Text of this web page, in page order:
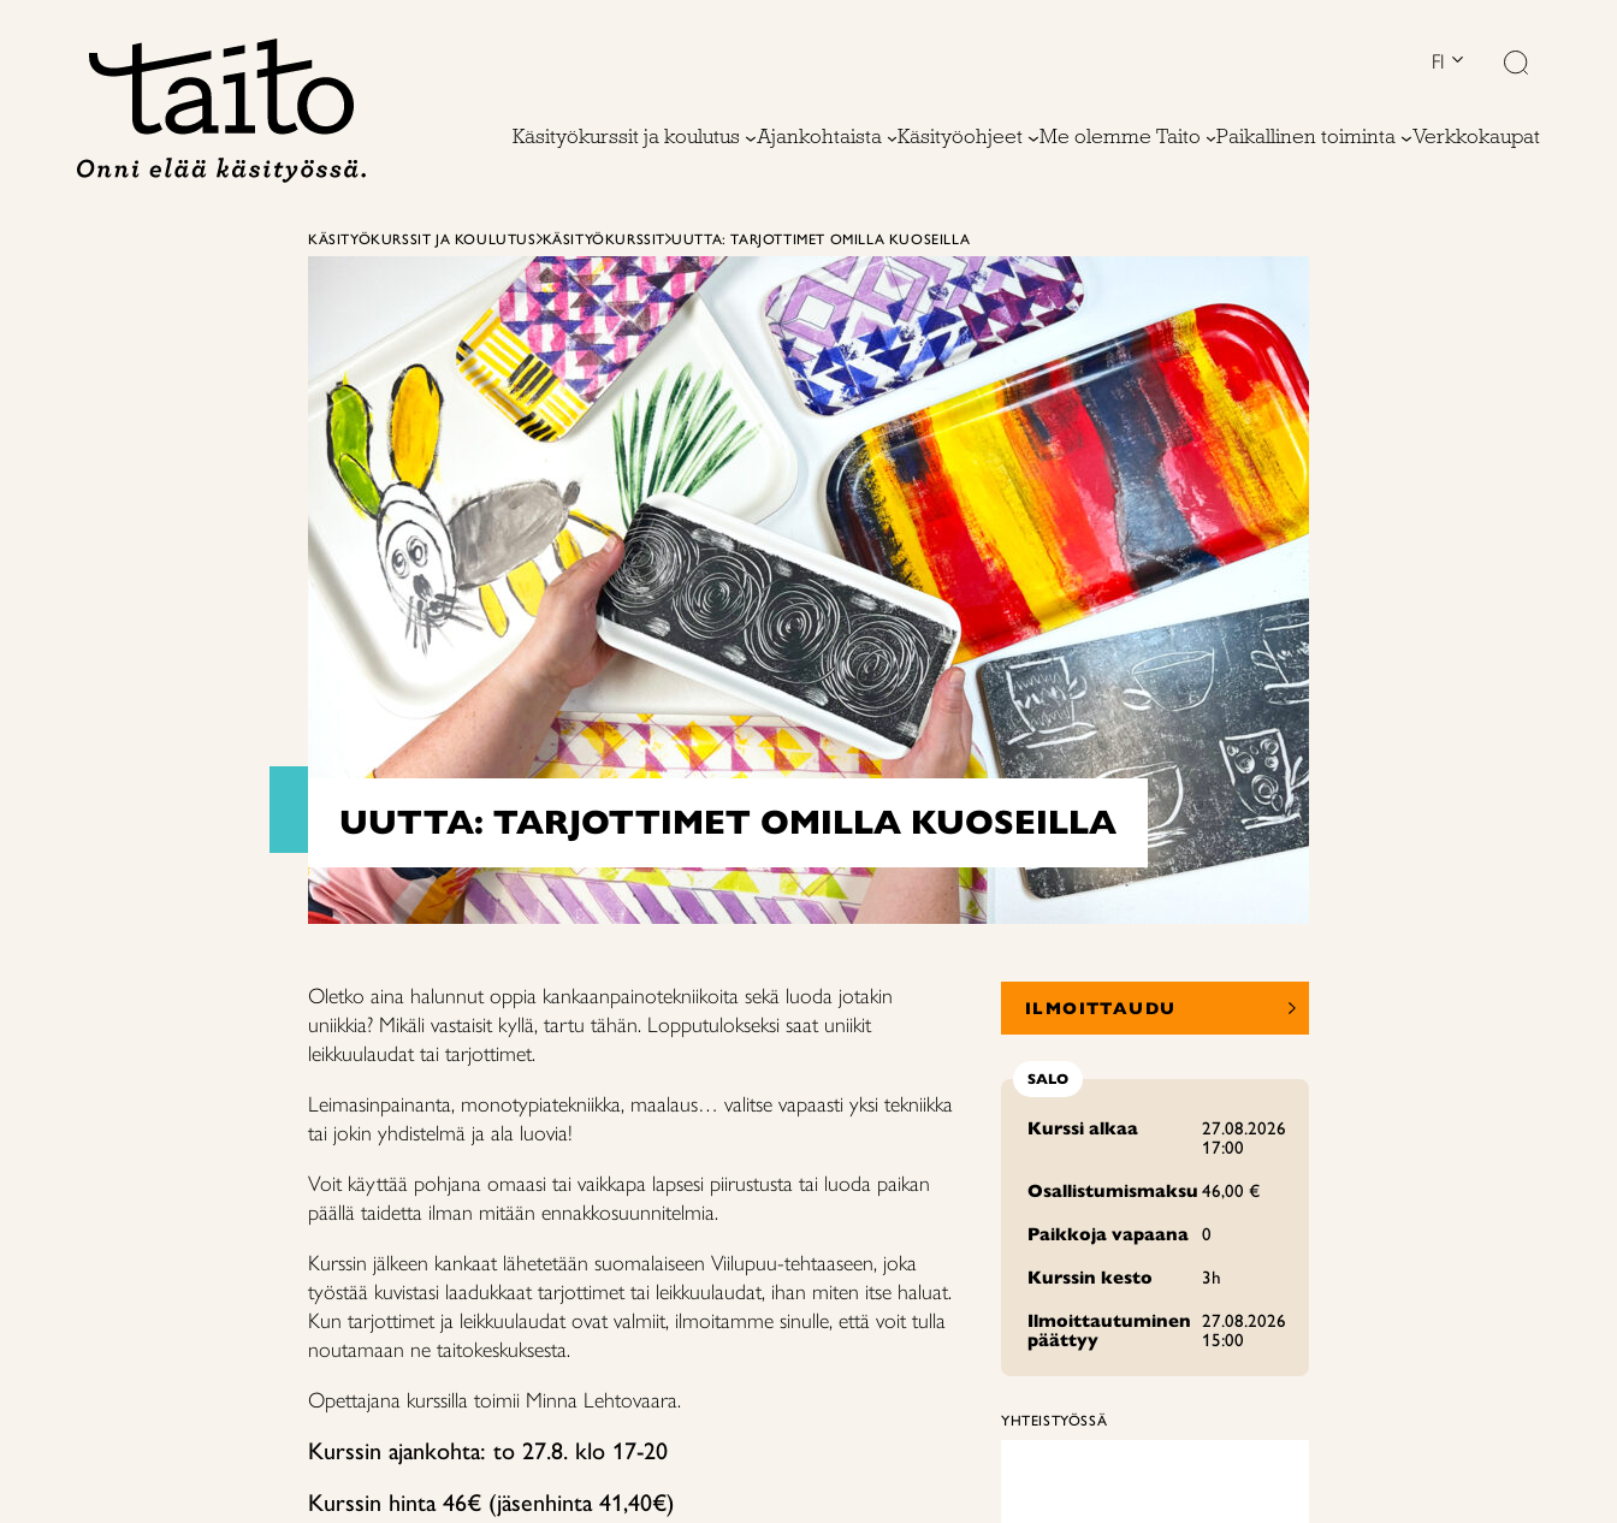
FI
Käsityökurssit ja koulutus Ajankohtaista Käsityöohjeet Me olemme Taito Paikallinen toiminta Verkkokaupat
KÄSITYÖKURSSIT JA KOULUTUS KÄSITYÖKURSSIT UUTTA: TARJOTTIMET OMILLA KUOSEILLA
UUTTA: TARJOTTIMET OMILLA KUOSEILLA
Oletko aina halunnut oppia kankaanpainotekniikoita sekä luoda jotakin
uniikkia? Mikäli vastaisit kyllä, tartu tähän. Lopputulokseksi saat uniikit
leikkuulaudat tai tarjottimet.
Leimasinpainanta, monotypiatekniikka, maalaus… valitse vapaasti yksi tekniikka
tai jokin yhdistelmä ja ala luovia!
Voit käyttää pohjana omaasi tai vaikkapa lapsesi piirustusta tai luoda paikan
päällä taidetta ilman mitään ennakkosuunnitelmia.
Kurssin jälkeen kankaat lähetetään suomalaiseen Viilupuu-tehtaaseen, joka
työstää kuvistasi laadukkaat tarjottimet tai leikkuulaudat, ihan miten itse haluat.
Kun tarjottimet ja leikkuulaudat ovat valmiit, ilmoitamme sinulle, että voit tulla
noutamaan ne taitokeskuksesta.
Opettajana kurssilla toimii Minna Lehtovaara.
Kurssin ajankohta: to 27.8. klo 17-20
Kurssin hinta 46€ (jäsenhinta 41,40€)
ILMOITTAUDU
SALO
Kurssi alkaa
27.08.2026
17:00
Osallistumismaksu 46,00 €
Paikkoja vapaana
0
Kurssin kesto
3h
Ilmoittautuminen
päättyy
27.08.2026
15:00
YHTEISTYÖSSÄ